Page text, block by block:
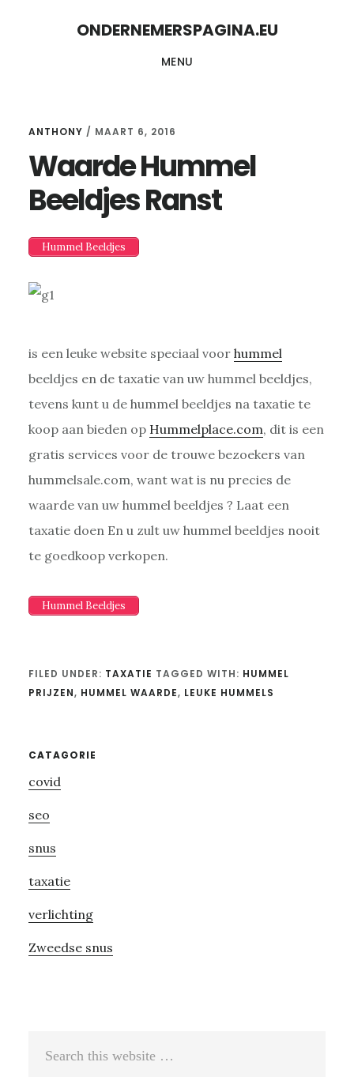
ONDERNEMERSPAGINA.EU
MENU
ANTHONY / MAART 6, 2016
Waarde Hummel
Beeldjes Ranst
Hummel Beeldjes
is een leuke website speciaal voor hummel
beeldjes en de taxatie van uw hummel beeldjes,
tevens kunt u de hummel beeldjes na taxatie te
koop aan bieden op Hummelplace.com, dit is een
gratis services voor de trouwe bezoekers van
hummelsale.com, want wat is nu precies de
waarde van uw hummel beeldjes ? Laat een
taxatie doen En u zult uw hummel beeldjes nooit
te goedkoop verkopen.
Hummel Beeldjes
FILED UNDER: TAXATIE TAGGED WITH: HUMMEL
PRIJZEN, HUMMEL WAARDE, LEUKE HUMMELS
Primary
Sidebar
CATAGORIE
covid
seo
snus
taxatie
verlichting
Zweedse snus